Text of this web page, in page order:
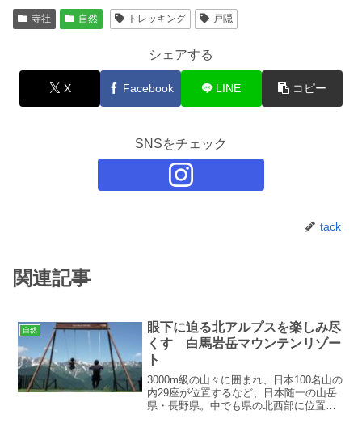
寺社 自然 トレッキング 戸隠
シェアする
X Facebook LINE コピー
SNSをチェック
tack
関連記事
自然
眼下に迫る北アルプスを楽しみ尽
くす 白馬岩岳マウンテンリゾー
ト
3000m級の山々に囲まれ、日本100名山の
内29座が位置するなど、日本随一の山岳
県・長野県。中でも県の北西部に位置す